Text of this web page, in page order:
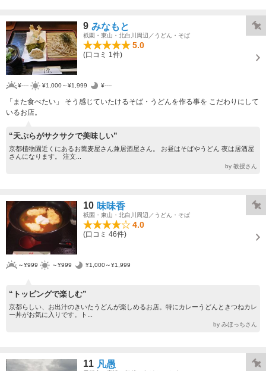
9 みなもと
祇園・東山・北白川周辺／うどん・そば
5.0
(口コミ 1件)
¥---- ¥1,000～¥1,999 ¥----
「また食べたい」 そう感じていたけるそば・うどんを作る事を こだわりにして
いるお店。
“天ぷらがサクサクで美味しい”
京都植物園近くにあるお蕎麦屋さん兼居酒屋さん。 お昼はそばやうどん 夜は居酒屋
さんになります。 注文...
by 教授さん
10 味味香
祇園・東山・北白川周辺／うどん・そば
4.0
(口コミ 46件)
～¥999 ～¥999 ¥1,000～¥1,999
“トッピングで楽しむ”
京都らしい、お出汁のきいたうどんが楽しめるお店。特にカレーうどんときつねカレ
ー丼がお気に入りです。ト...
by みほっちさん
11 凡愚